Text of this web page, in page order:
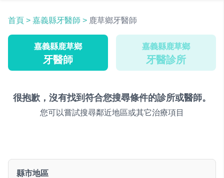
首頁 > 嘉義縣牙醫師 > 鹿草鄉牙醫師
嘉義縣鹿草鄉
牙醫師
嘉義縣鹿草鄉
牙醫診所
很抱歉，沒有找到符合您搜尋條件的診所或醫師。
您可以嘗試搜尋鄰近地區或其它治療項目
縣市地區